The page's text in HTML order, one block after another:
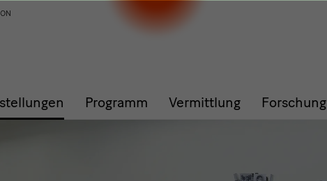
Programm Vermittlung Forschung